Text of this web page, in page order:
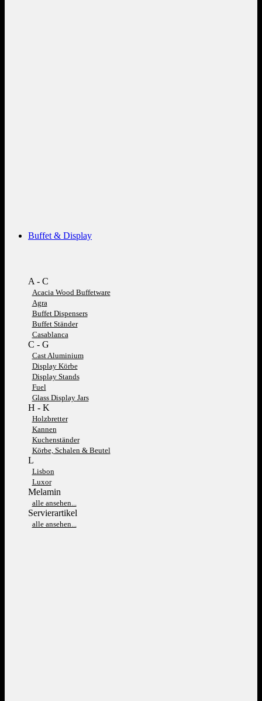
Buffet & Display
A - C
Acacia Wood Buffetware
Agra
Buffet Dispensers
Buffet Ständer
Casablanca
C - G
Cast Aluminium
Display Körbe
Display Stands
Fuel
Glass Display Jars
H - K
Holzbretter
Kannen
Kuchenständer
Körbe, Schalen & Beutel
L
Lisbon
Luxor
Melamin
alle ansehen...
Servierartikel
alle ansehen...